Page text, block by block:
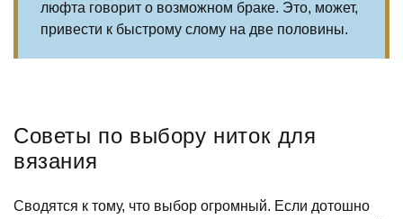
люфта говорит о возможном браке. Это, может,
привести к быстрому слому на две половины.
Советы по выбору ниток для
вязания
Сводятся к тому, что выбор огромный. Если дотошно